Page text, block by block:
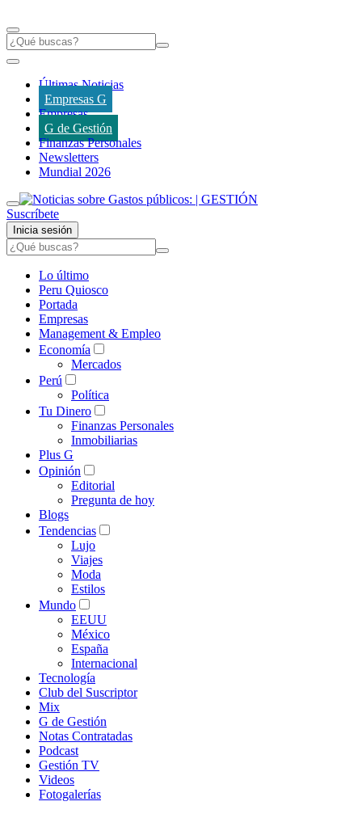
Últimas Noticias
Empresas G
Empresas
G de Gestión
Finanzas Personales
Newsletters
Mundial 2026
Suscríbete
Inicia sesión
Lo último
Peru Quiosco
Portada
Empresas
Management & Empleo
Economía
Mercados
Perú
Política
Tu Dinero
Finanzas Personales
Inmobiliarias
Plus G
Opinión
Editorial
Pregunta de hoy
Blogs
Tendencias
Lujo
Viajes
Moda
Estilos
Mundo
EEUU
México
España
Internacional
Tecnología
Club del Suscriptor
Mix
G de Gestión
Notas Contratadas
Podcast
Gestión TV
Videos
Fotogalerías